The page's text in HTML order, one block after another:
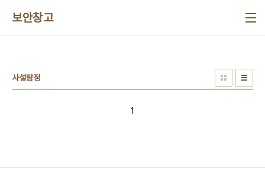
보안창고
사설탐정
1